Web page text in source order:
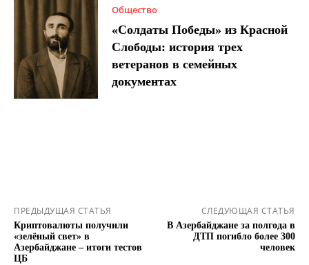
Общество
«Солдаты Победы» из Красной
Слободы: история трех
ветеранов в семейных
документах
ПРЕДЫДУЩАЯ СТАТЬЯ
Криптовалюты получили
«зелёный свет» в
Азербайджане – итоги тестов
ЦБ
СЛЕДУЮЩАЯ СТАТЬЯ
В Азербайджане за полгода в
ДТП погибло более 300
человек